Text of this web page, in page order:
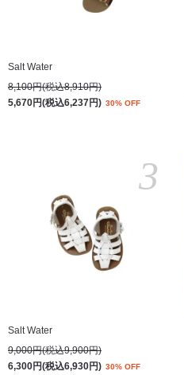
Salt Water
8,100円(税込8,910円)
5,670円(税込6,237円) 30% OFF
Salt Water
9,000円(税込9,900円)
6,300円(税込6,930円) 30% OFF
3